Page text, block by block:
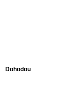
Dohodou